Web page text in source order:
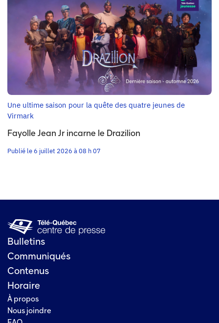
Une ultime saison pour la quête des quatre jeunes de
Virmark
Fayolle Jean Jr incarne le Drazilion
Publié le 6 juillet 2026 à 08 h 07
Bulletins
Communiqués
Contenus
Horaire
À propos
Nous joindre